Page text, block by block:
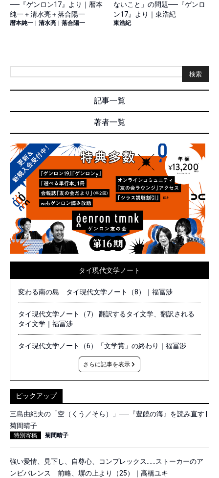
──『ゲンロン17』より｜暦本
純一＋清水亮＋落合陽一
暦本純一 清水亮 落合陽一
ないこと」の問題──『ゲンロ
ン17』より｜東浩紀
東浩紀
検索
記事一覧
著者一覧
タイ現代文学ノート
変わる南の島 タイ現代文学ノート（8）｜福冨渉
タイ現代文学ノート（7） 翻訳するタイ文学、翻訳される
タイ文学｜福冨渉
タイ現代文学ノート（6）「文学賞」の終わり｜福冨渉
さらに記事を表示
ピックアップ
三島由紀夫の「空（くう／そら）」──『豊饒の海』を読み直す |
菊間晴子
特別寄稿 菊間晴子
強い愛情、見下し、自尊心、コンプレックス……ストーカーのア
ンビバレンス 前略、塀の上より（25）｜高橋ユキ